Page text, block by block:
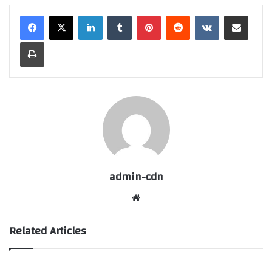
LinkedInTumblr PinterestReddit VKontakteShare via Email
Print
admin-cdn
Related Articles